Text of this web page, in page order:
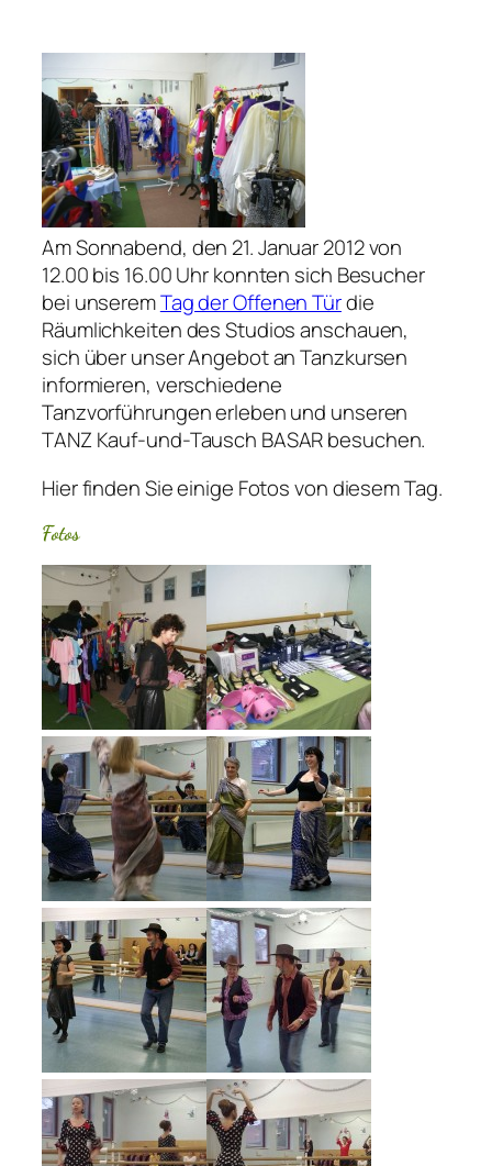
Am Sonnabend, den 21. Januar 2012 von
12.00 bis 16.00 Uhr konnten sich Besucher
bei unseremTag der Offenen Türdie
Räumlichkeiten des Studios anschauen,
sich über unser Angebot an Tanzkursen
informieren, verschiedene
Tanzvorführungen erleben und unseren
TANZ Kauf-und-Tausch BASAR besuchen.
Hier finden Sie einige Fotos von diesem Tag.
Fotos